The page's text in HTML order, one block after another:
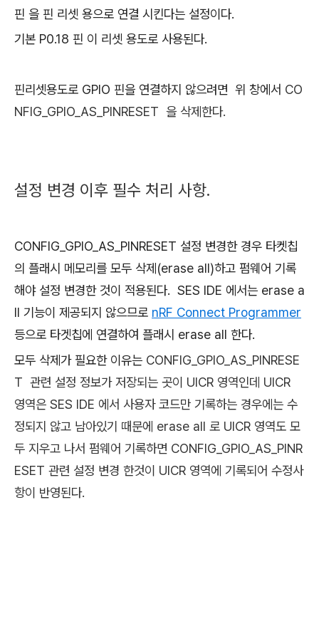
핀 을 핀 리셋 용으로 연결 시킨다는 설정이다.
기본 P0.18 핀 이 리셋 용도로 사용된다.
핀리셋용도로 GPIO 핀을 연결하지 않으려면 위 창에서 CO
NFIG_GPIO_AS_PINRESET 을 삭제한다.
설정 변경 이후 필수 처리 사항.
CONFIG_GPIO_AS_PINRESET 설정 변경한 경우 타켓칩
의 플래시 메모리를 모두 삭제(erase all)하고 펌웨어 기록
해야 설정 변경한 것이 적용된다. SES IDE 에서는 erase a
ll 기능이 제공되지 않으므로 nRF Connect Programmer
등으로 타겟칩에 연결하여 플래시 erase all 한다.
모두 삭제가 필요한 이유는 CONFIG_GPIO_AS_PINRESE
T 관련 설정 정보가 저장되는 곳이 UICR 영역인데 UICR
영역은 SES IDE 에서 사용자 코드만 기록하는 경우에는 수
정되지 않고 남아있기 때문에 erase all 로 UICR 영역도 모
두 지우고 나서 펌웨어 기록하면 CONFIG_GPIO_AS_PINR
ESET 관련 설정 변경 한것이 UICR 영역에 기록되어 수정사
항이 반영된다.